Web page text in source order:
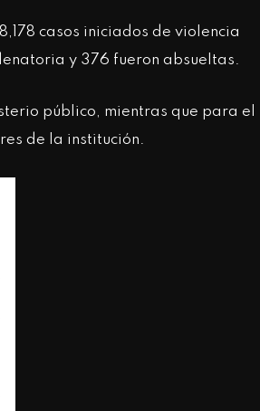
casos iniciados de violencia
y 376 fueron absueltas.
público, mientras que para el
de la institución.